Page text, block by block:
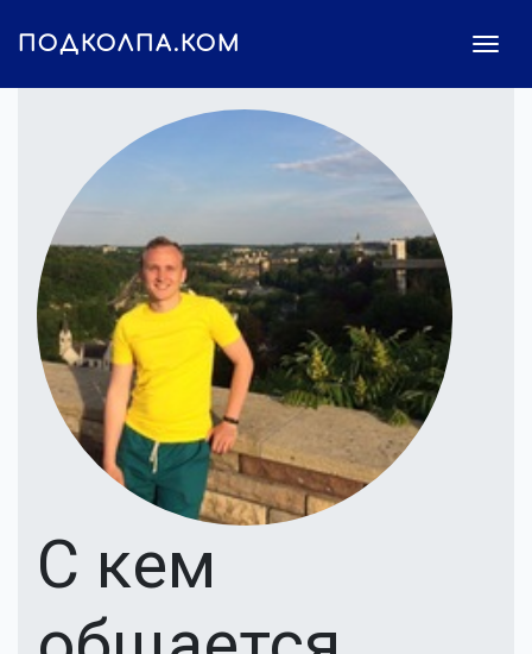
ПОДКОЛПА.КОМ
С кем